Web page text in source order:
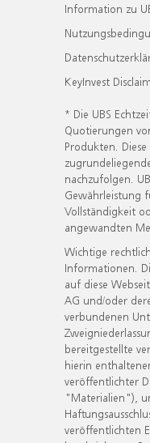
Information zu
KeyInvest
* Die UBS
Quotierungen
Produkten.
nachzufolgen.
Gewährleistung
Vollständigkeit
angewandten
Wichtige
Informationen.
auf diese
AG und/oder
verbundenen
bereitgestellte
hierin
veröffentlichter
"Materialien"),
veröffentlichten